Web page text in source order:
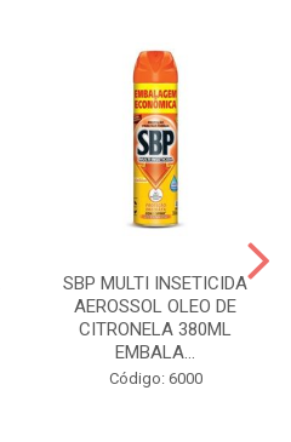
SBP MULTI INSETICIDA
AEROSSOL OLEO DE
CITRONELA 380ML
EMBALA...
Código: 6000